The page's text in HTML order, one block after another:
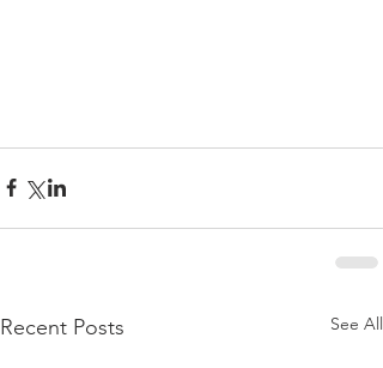
Recent Posts See All